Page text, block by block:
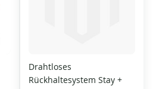
Drahtloses
Rückhaltesystem Stay +